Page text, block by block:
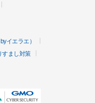
イエラエ）
すまし対策